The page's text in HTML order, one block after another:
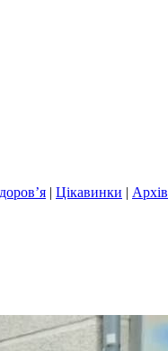
| Цікавинки | Архів